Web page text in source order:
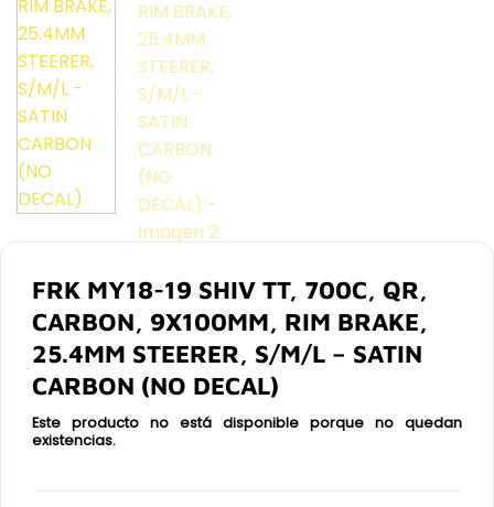
FRK MY18-19 SHIV TT, 700C, QR,
CARBON, 9X100MM, RIM BRAKE,
25.4MM STEERER, S/M/L – SATIN
CARBON (NO DECAL)
Este producto no está disponible porque no quedan
existencias.